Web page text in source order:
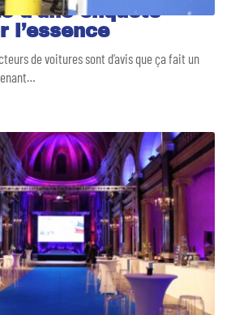
d’une enquête
l’essence
de voitures sont d’avis que ça fait un
…